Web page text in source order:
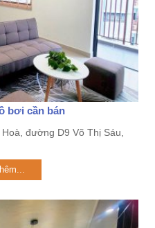
bơi cần bán
đường D9 Võ Thị Sáu,